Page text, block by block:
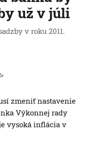
už v júli
v roku 2011.
zmeniť nastavenie
Výkonnej rady
vysoká inflácia v